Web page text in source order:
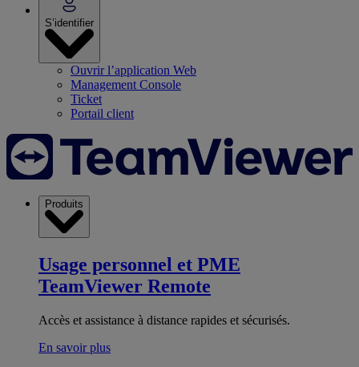
S’identifier
Ouvrir l’application Web
Management Console
Ticket
Portail client
Produits
Usage personnel et PME
TeamViewer Remote
Accès et assistance à distance rapides et sécurisés.
En savoir plus